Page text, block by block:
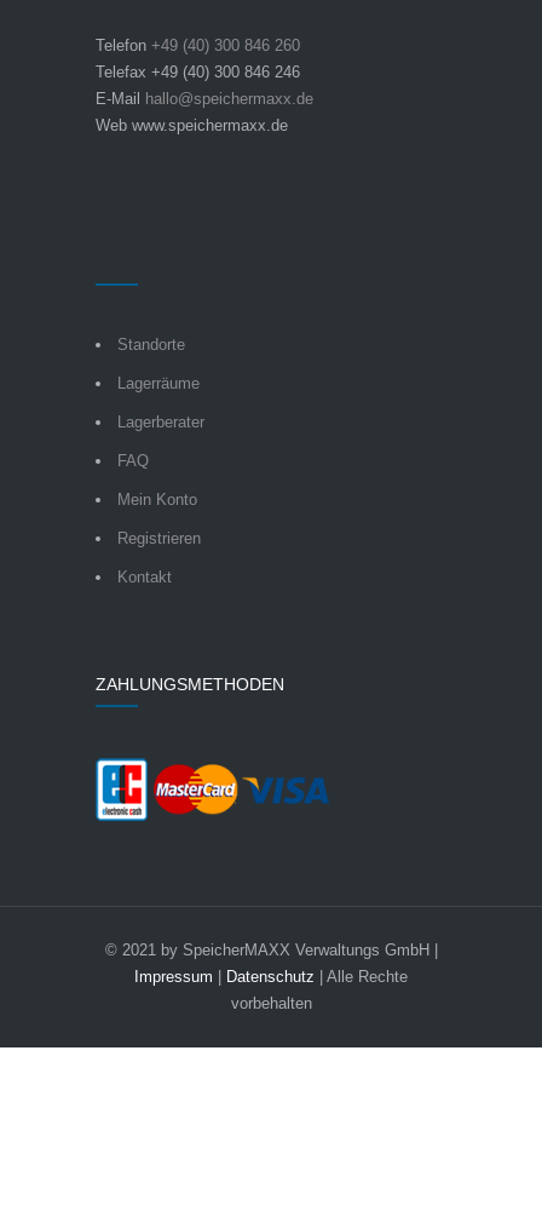
Telefon +49 (40) 300 846 260
Telefax +49 (40) 300 846 246
E-Mail hallo@speichermaxx.de
Web www.speichermaxx.de
Standorte
Lagerräume
Lagerberater
FAQ
Mein Konto
Registrieren
Kontakt
ZAHLUNGSMETHODEN
© 2021 by SpeicherMAXX Verwaltungs GmbH |
Impressum | Datenschutz | Alle Rechte
vorbehalten